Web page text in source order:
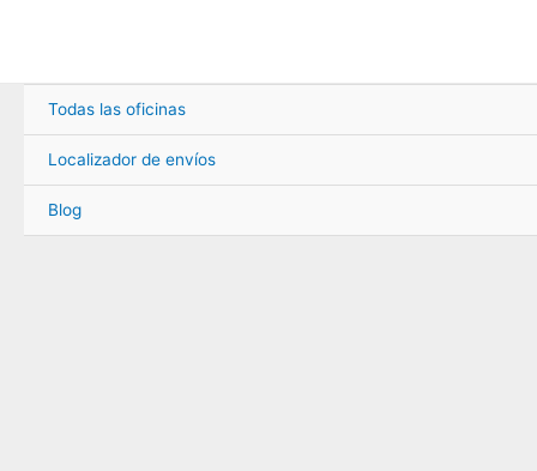
Todas las oficinas
Localizador de envíos
Blog